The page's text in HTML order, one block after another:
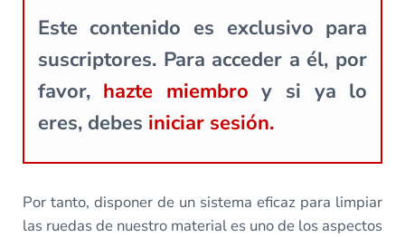
Este contenido es exclusivo para
suscriptores. Para acceder a él, por
favor, hazte miembro y si ya lo
eres, debes iniciar sesión.
Por tanto, disponer de un sistema eficaz para limpiar
las ruedas de nuestro material es uno de los aspectos